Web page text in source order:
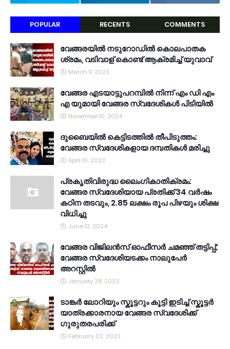
POPULAR RECENTS COMMENTS
വേങ്ങരയിൽ നടുറോഡിൽ കൊലപാതക
ശ്രമം, വടിവാള് കൊണ്ട് ആക്രമിച്ച് യുവാവ്
March 11, 2023
വേങ്ങര എടയാട്ടുപറമ്പിൽ നിന്ന് എം ഡി എം
എ യുമായി വേങ്ങര സ്വദേശികൾ പിടിയിൽ
November 10, 2024
ദുബൈയിൽ കെട്ടിടത്തിൽ തീപിടുത്തം:
വേങ്ങര സ്വദേശികളായ ദമ്പതികൾ മരിച്ചു
April 16, 2023
പ്രകൃതിവിരുദ്ധ ലൈംഗികാതിക്രമം:
വേങ്ങര സ്വദേശിയായ പ്രതിക്ക് 34 വര്‍ഷം
കഠിന തടവും, 2.85 ലക്ഷം രൂപ പിഴയും ശിക്ഷ
വിധിച്ചു
June 12, 2024
വേങ്ങര വിജിലൻസ് ഓഫീസർ ചമഞ്ഞ് തട്ടിപ്പ്;
വേങ്ങര സ്വദേശിയടക്കം നാലുപേർ
അറസ്റ്റിൽ
January 28, 2023
ടാങ്കർ ലോറിയും സ്കൂട്ടറും കൂട്ടി ഇടിച്ച് സ്കൂട്ടർ
യാത്രക്കാരനായ വേങ്ങര സ്വദേശിക്ക്
ഗുരുതരപരിക്ക്
February 02, 2023